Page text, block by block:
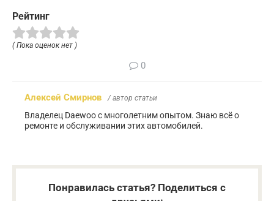
Рейтинг
( Пока оценок нет )
0
Алексей Смирнов / автор статьи
Владелец Daewoo с многолетним опытом. Знаю всё о
ремонте и обслуживании этих автомобилей.
Понравилась статья? Поделиться с